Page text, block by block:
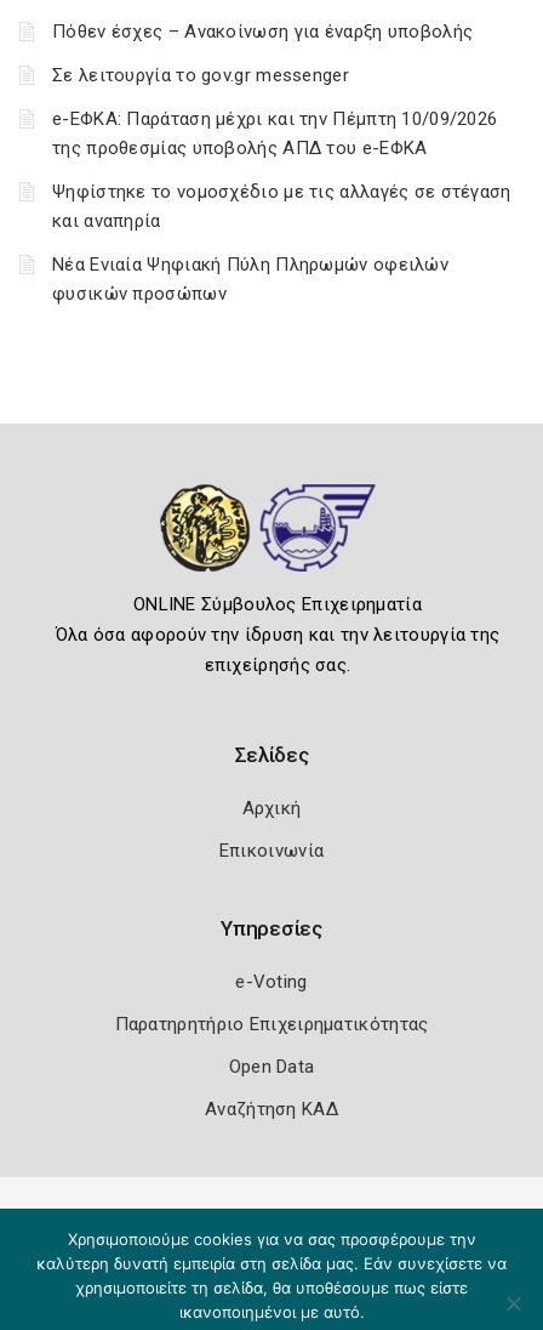
Πόθεν έσχες – Ανακοίνωση για έναρξη υποβολής
Σε λειτουργία το gov.gr messenger
e-ΕΦΚΑ: Παράταση μέχρι και την Πέμπτη 10/09/2026
της προθεσμίας υποβολής ΑΠΔ του e-ΕΦΚΑ
Ψηφίστηκε το νομοσχέδιο με τις αλλαγές σε στέγαση
και αναπηρία
Νέα Ενιαία Ψηφιακή Πύλη Πληρωμών οφειλών
φυσικών προσώπων
ONLINE Σύμβουλος Επιχειρηματία
Όλα όσα αφορούν την ίδρυση και την λειτουργία της
επιχείρησής σας.
Σελίδες
Αρχική
Επικοινωνία
Υπηρεσίες
e-Voting
Παρατηρητήριο Επιχειρηματικότητας
Open Data
Αναζήτηση ΚΑΔ
Χρησιμοποιούμε cookies για να σας προσφέρουμε την
καλύτερη δυνατή εμπειρία στη σελίδα μας. Εάν συνεχίσετε να
χρησιμοποιείτε τη σελίδα, θα υποθέσουμε πως είστε
ικανοποιημένοι με αυτό.
Copyright 2026 Knowledge A.E.